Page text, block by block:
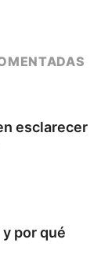
esclarecer
por qué